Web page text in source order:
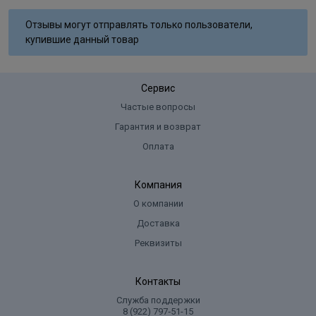
Hydroxide, Sodium Laureth Sulfate, Lanolin Alcohol, Sodium Lauryl
Sulfate, Ammoniumsulfate, Glycol Distearate, Sodium Cocoyl
Chloro-4-Nitrophenol, m-Aminophenol, Tocopherol.
Отзывы могут отправлять только пользователи,
купившие данный товар
Сервис
Частые вопросы
Гарантия и возврат
Оплата
Компания
О компании
Доставка
Реквизиты
Контакты
Служба поддержки
8 (922) 797‑51-15